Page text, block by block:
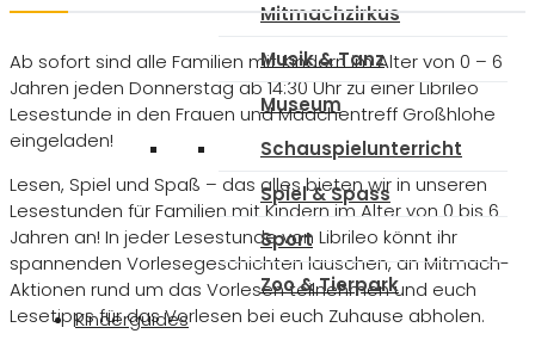
Mitmachzirkus
Musik & Tanz
Museum
Schauspielunterricht
Spiel & Spass
Sport
Zoo & Tierpark
Kinderguides
Ab sofort sind alle Familien mit Kindern im Alter von 0 – 6
Jahren jeden Donnerstag ab 14:30 Uhr zu einer Librileo
Lesestunde in den Frauen und Mädchentreff Großhlohe
eingeladen!
Lesen, Spiel und Spaß – das alles bieten wir in unseren
Lesestunden für Familien mit Kindern im Alter von 0 bis 6
Jahren an! In jeder Lesestunde von Librileo könnt ihr
spannenden Vorlesegeschichten lauschen, an Mitmach-
Aktionen rund um das Vorlesen teilnehmen und euch
Lesetipps für das Vorlesen bei euch Zuhause abholen.